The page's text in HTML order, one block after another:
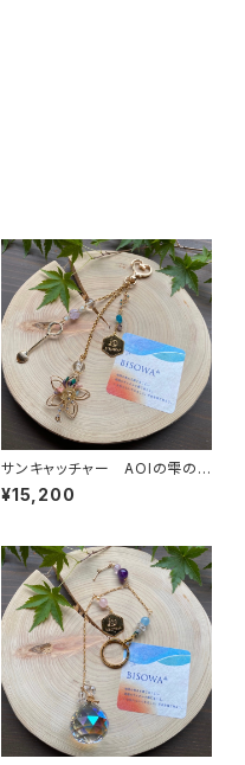
サンキャッチャー AOIの雫の
恵みをあなたへ
¥15,200